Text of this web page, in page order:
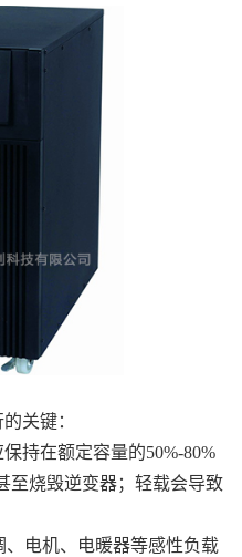
关键：
持在额定容量的50%-80%
至烧毁逆变器；轻载会导致
电机、电暖器等感性负载